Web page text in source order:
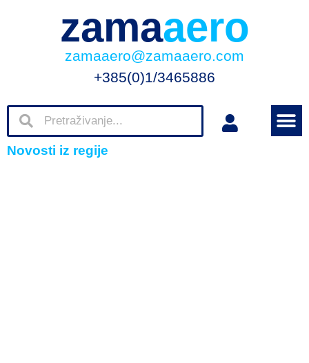
zamaaero
zamaaero@zamaaero.com
+385(0)1/3465886
Novosti iz regije